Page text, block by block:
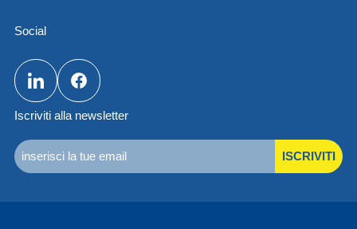
Social
Iscriviti alla newsletter
ISCRIVITI